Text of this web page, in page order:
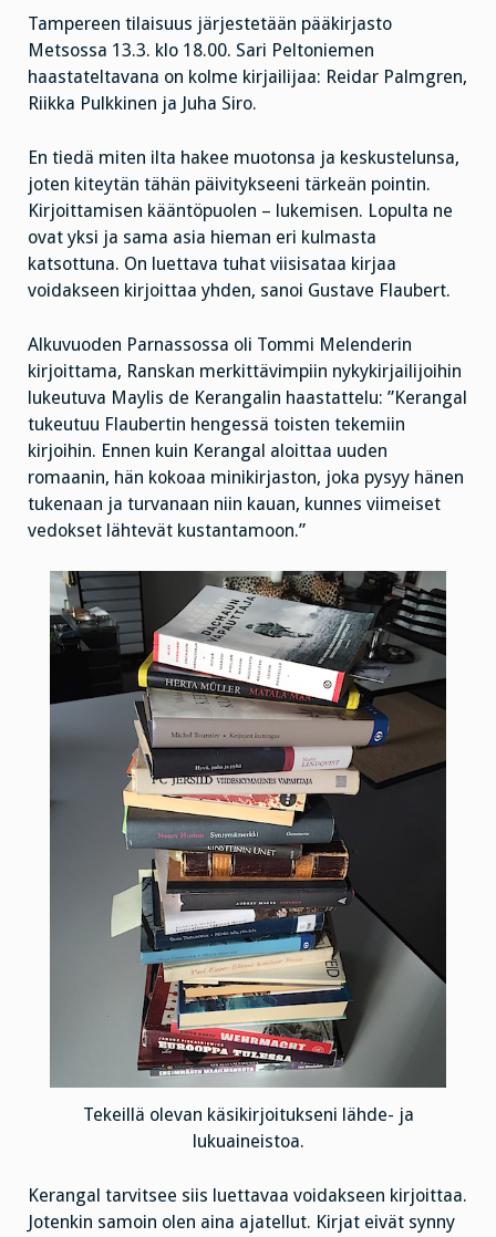
Tampereen tilaisuus järjestetään pääkirjasto
Metsossa 13.3. klo 18.00. Sari Peltoniemen
haastateltavana on kolme kirjailijaa: Reidar Palmgren,
Riikka Pulkkinen ja Juha Siro.
En tiedä miten ilta hakee muotonsa ja keskustelunsa,
joten kiteytän tähän päivitykseeni tärkeän pointin.
Kirjoittamisen kääntöpuolen – lukemisen. Lopulta ne
ovat yksi ja sama asia hieman eri kulmasta
katsottuna. On luettava tuhat viisisataa kirjaa
voidakseen kirjoittaa yhden, sanoi Gustave Flaubert.
Alkuvuoden Parnassossa oli Tommi Melenderin
kirjoittama, Ranskan merkittävimpiin nykykirjailijoihin
lukeutuva Maylis de Kerangalin haastattelu: ”Kerangal
tukeutuu Flaubertin hengessä toisten tekemiin
kirjoihin. Ennen kuin Kerangal aloittaa uuden
romaanin, hän kokoaa minikirjaston, joka pysyy hänen
tukenaan ja turvanaan niin kauan, kunnes viimeiset
vedokset lähtevät kustantamoon.”
Tekeillä olevan käsikirjoitukseni lähde- ja
lukuaineistoa.
Kerangal tarvitsee siis luettavaa voidakseen kirjoittaa.
Jotenkin samoin olen aina ajatellut. Kirjat eivät synny